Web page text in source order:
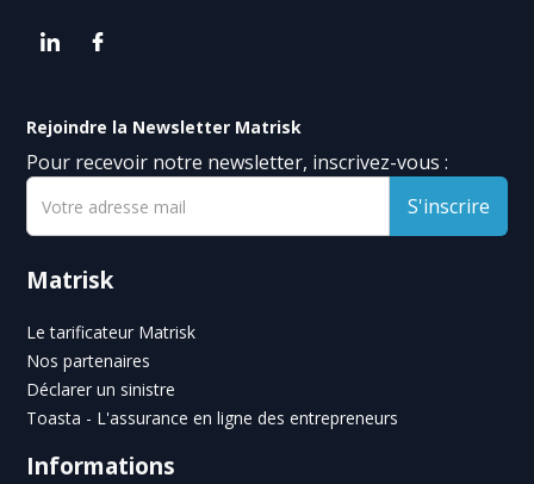
Rejoindre la Newsletter Matrisk
Pour recevoir notre newsletter, inscrivez-vous :
Matrisk
Le tarificateur Matrisk
Nos partenaires
Déclarer un sinistre
Toasta - L'assurance en ligne des entrepreneurs
Informations